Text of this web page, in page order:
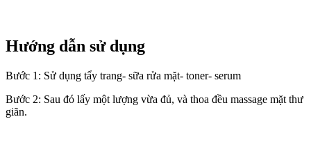
Hướng dẫn sử dụng
Bước 1: Sử dụng tẩy trang- sữa rửa mặt- toner- serum
Bước 2: Sau đó lấy một lượng vừa đủ, và thoa đều massage mặt thư
giãn.